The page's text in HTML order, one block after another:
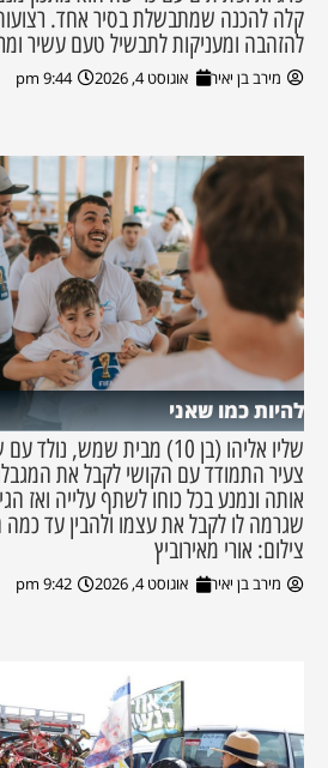
קלה להכנה שמתבשלת בסיר אחד.
להזהבה ומעניקות לתבשיל טעם עשיר
מירב בן יאיר אוגוסט 4, 2026 9:44 pm
להיות כמו שאני
שליו אליהו (בן 10) מבית שמש,
צעיר התמודד עם הקושי לקבל את
אותה ונמנע בכל כוחו לשתף עלייה ואז
שגרמה לו לקבל את עצמו ולהבין עד כמה
צילום: אורי מאירוביץ
מירב בן יאיר אוגוסט 4, 2026 9:42 pm